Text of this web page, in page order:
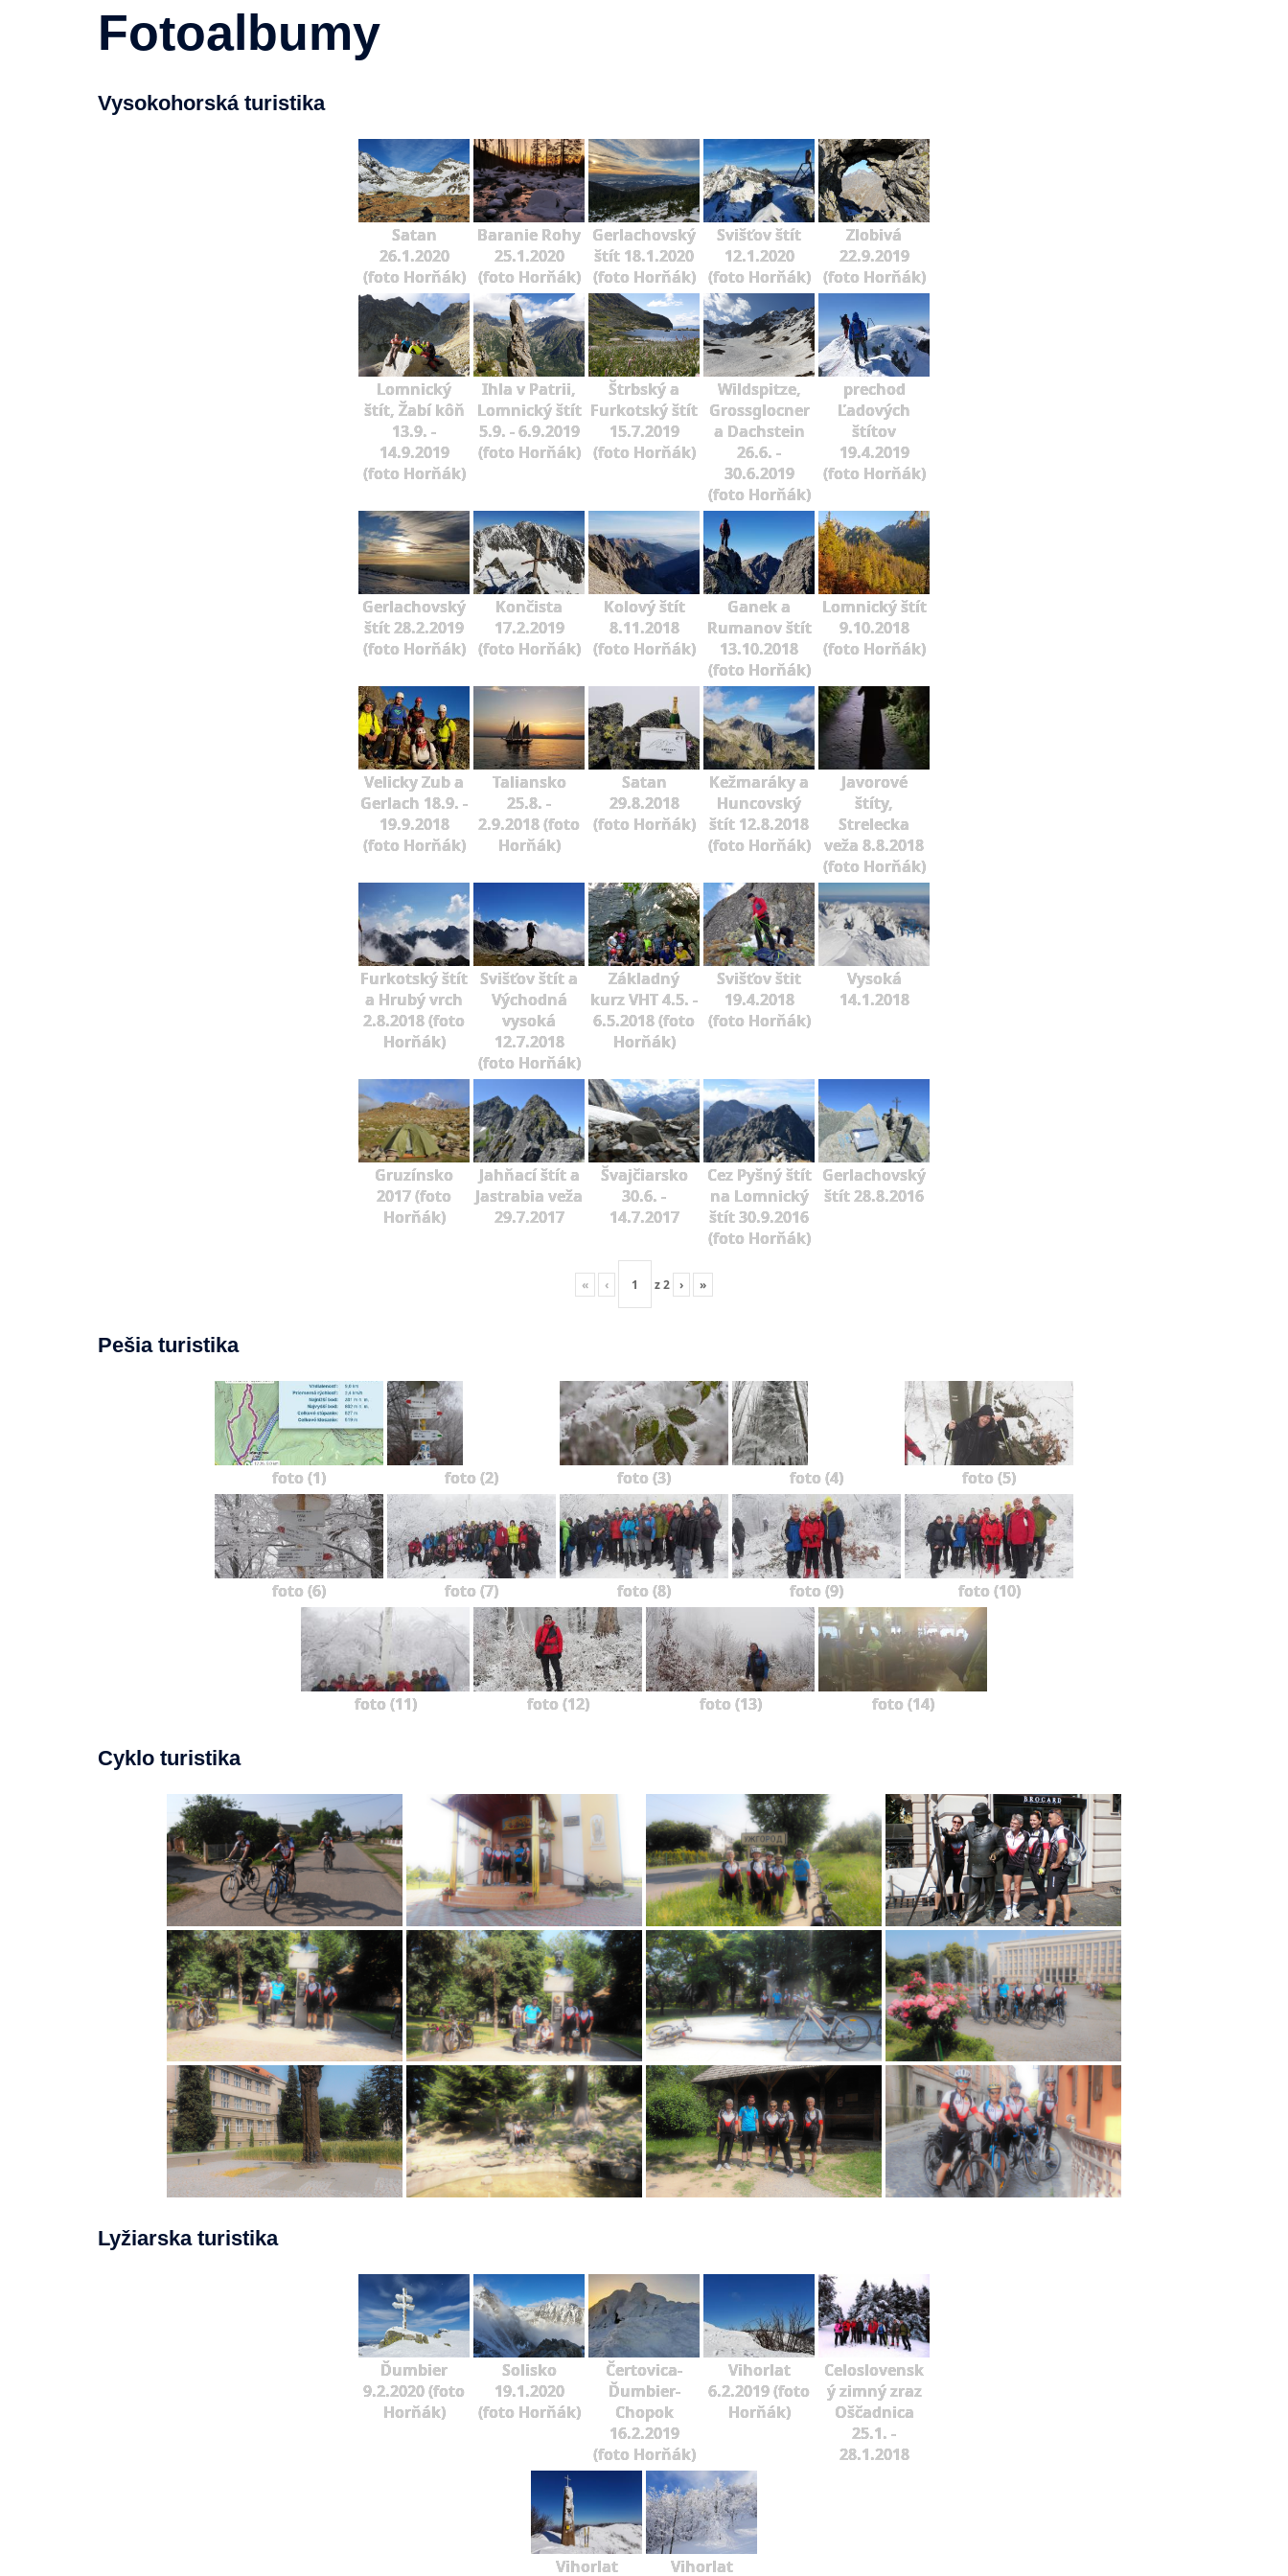
Fotoalbumy
Vysokohorská turistika
Satan
26.1.2020
(foto Horňák)
Baranie Rohy
25.1.2020
(foto Horňák)
Gerlachovský
štít 18.1.2020
(foto Horňák)
Svišťov štít
12.1.2020
(foto Horňák)
Zlobivá
22.9.2019
(foto Horňák)
Lomnický
štít, Žabí kôň
13.9. -
14.9.2019
(foto Horňák)
Ihla v Patrii,
Lomnický štít
5.9. - 6.9.2019
(foto Horňák)
Štrbský a
Furkotský štít
15.7.2019
(foto Horňák)
Wildspitze,
Grossglocner
a Dachstein
26.6. -
30.6.2019
(foto Horňák)
prechod
Ľadových
štítov
19.4.2019
(foto Horňák)
Gerlachovský
štít 28.2.2019
(foto Horňák)
Končista
17.2.2019
(foto Horňák)
Kolový štít
8.11.2018
(foto Horňák)
Ganek a
Rumanov štít
13.10.2018
(foto Horňák)
Lomnický štít
9.10.2018
(foto Horňák)
Velicky Zub a
Gerlach 18.9. -
19.9.2018
(foto Horňák)
Taliansko
25.8. -
2.9.2018 (foto
Horňák)
Satan
29.8.2018
(foto Horňák)
Kežmaráky a
Huncovský
štít 12.8.2018
(foto Horňák)
Javorové
štíty,
Strelecka
veža 8.8.2018
(foto Horňák)
Furkotský štít
a Hrubý vrch
2.8.2018 (foto
Horňák)
Svišťov štít a
Východná
vysoká
12.7.2018
(foto Horňák)
Základný
kurz VHT 4.5. -
6.5.2018 (foto
Horňák)
Svišťov štit
19.4.2018
(foto Horňák)
Vysoká
14.1.2018
Gruzínsko
2017 (foto
Horňák)
Jahňací štít a
Jastrabia veža
29.7.2017
Švajčiarsko
30.6. -
14.7.2017
Cez Pyšný štít
na Lomnický
štít 30.9.2016
(foto Horňák)
Gerlachovský
štít 28.8.2016
« ‹ z2 › »
Pešia turistika
foto (1) foto (2) foto (3) foto (4) foto (5)
foto (6) foto (7) foto (8) foto (9) foto (10)
foto (11) foto (12) foto (13) foto (14)
Cyklo turistika
Lyžiarska turistika
Ďumbier
9.2.2020 (foto
Horňák)
Solisko
19.1.2020
(foto Horňák)
Čertovica-
Ďumbier-
Chopok
16.2.2019
(foto Horňák)
Vihorlat
6.2.2019 (foto
Horňák)
Celoslovensk
ý zimný zraz
Oščadnica
25.1. -
28.1.2018
Vihorlat Vihorlat